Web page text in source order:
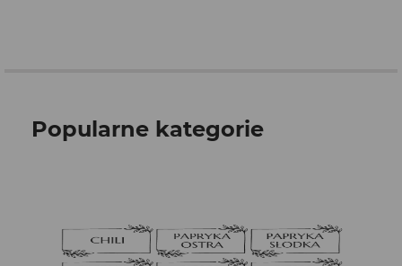
Popularne kategorie